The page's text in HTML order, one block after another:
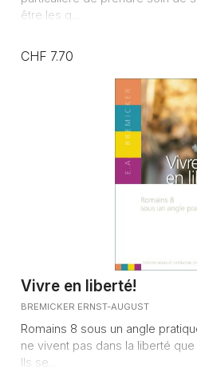
être les q...
CHF 7.70
Vivre en liberté!
BREMICKER ERNST-AUGUST
Romains 8 sous un angle
ne vivent pas dans la liberté
Ils se...